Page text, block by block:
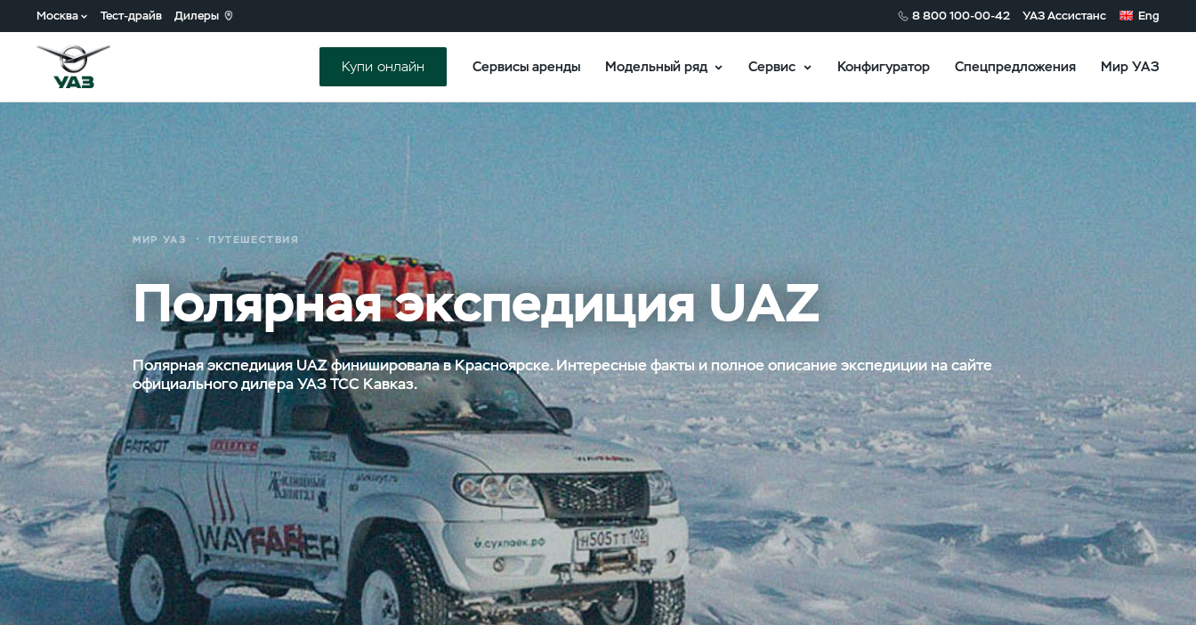
Москва Тест-драйв Дилеры 8 800 100-00-42 УАЗ Ассистанс Eng
Купи онлайн Сервисы аренды Модельный ряд Сервис Конфигуратор Спецпредложения Мир УАЗ
МИР УАЗ ПУТЕШЕСТВИЯ
Полярная экспедиция UAZ
Полярная экспедиция UAZ финишировала в Красноярске. Интересные факты и полное описание экспедиции на сайте
официального дилера УАЗ ТСС Кавказ.